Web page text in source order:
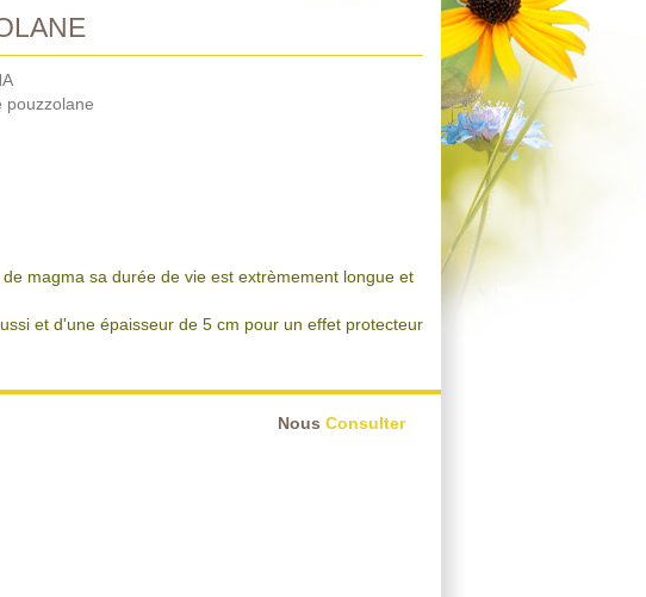
pouzzolane
magma sa durée de vie est extrèmement longue et
et d'une épaisseur de 5 cm pour un effet protecteur
Nous Consulter